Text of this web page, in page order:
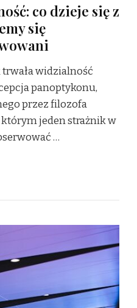
co dzieje się z
się
widzialność
panoptykonu,
przez filozofa
którym jeden strażnik w
…